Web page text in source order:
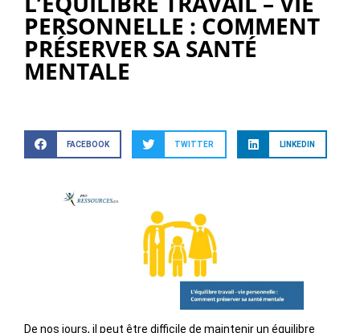
PERSONNELLE : COMMENT
PRÉSERVER SA SANTÉ
MENTALE
FACEBOOK TWITTER LINKEDIN
De nos jours, il peut être difficile de maintenir un équilibre